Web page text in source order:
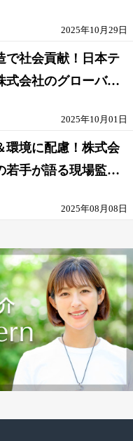
2025年10月29日
で社会貢献！日本テ
式会社のグローバル
2025年10月01日
環境に配慮！株式会
若手が語る現場監督
2025年08月08日